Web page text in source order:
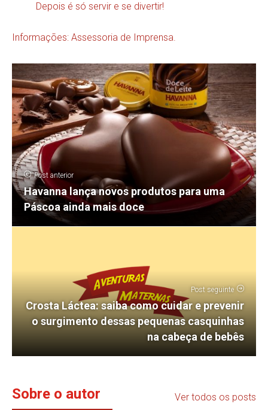
Depois é só servir e se divertir!
Informações: Assessoria de Imprensa.
Post anterior
Havanna lança novos produtos para uma
Páscoa ainda mais doce
Post seguinte
Crosta Láctea: saiba como cuidar e prevenir
o surgimento dessas pequenas casquinhas
na cabeça de bebês
Sobre o autor Ver todos os posts